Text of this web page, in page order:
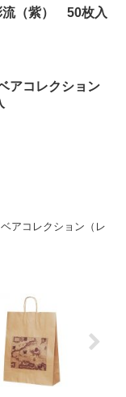
（紫） 50枚入
アコレクション
アコレクション（レ